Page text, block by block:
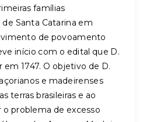
famílias
Santa Catarina em
de povoamento
início com o edital que D.
1747. O objetivo de D.
e madeirenses
terras brasileiras e ao
problema de excesso